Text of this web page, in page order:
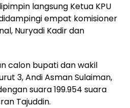
langsung Ketua KPU
empat komisioner
Nuryadi Kadir dan
calon bupati dan wakil
3, Andi Asman Sulaiman,
suara 199.954 suara
Tajuddin.